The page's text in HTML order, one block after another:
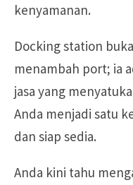
kenyamanan.
Docking station
menambah port; ia
jasa yang
Anda menjadi satu
dan siap sedia.
Anda kini tahu